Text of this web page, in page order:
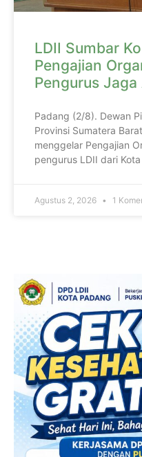
LDII Sumbar
Pengajian
Pengurus Jaga
Padang (2/8). Dewan
Provinsi Sumatera
menggelar Pengajian
pengurus LDII dari
Agustus 2, 2026 1